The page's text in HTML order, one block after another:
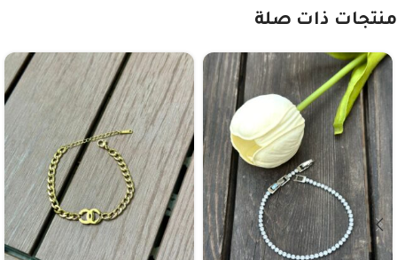
منتجات ذات صلة